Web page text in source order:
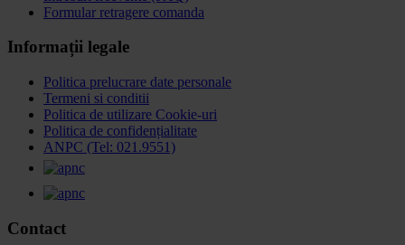
Formular retragere comanda
Informații legale
Politica prelucrare date personale
Termeni si conditii
Politica de utilizare Cookie-uri
Politica de confidențialitate
ANPC (Tel: 021.9551)
Contact